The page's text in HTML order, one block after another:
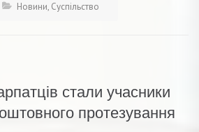
Новини, Суспільство
стали учасники
протезування